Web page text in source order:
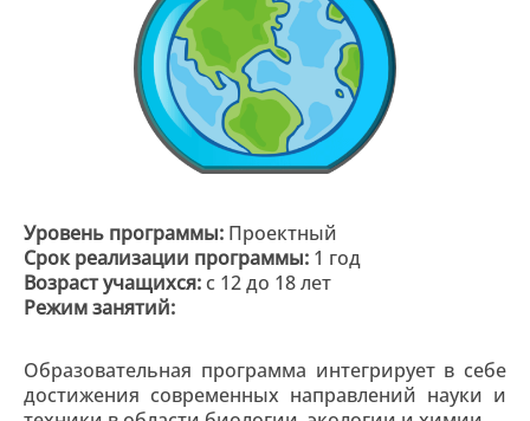
Уровень программы: Проектный
Срок реализации программы: 1 год
Возраст учащихся: с 12 до 18 лет
Режим занятий:
Образовательная программа интегрирует в себе
достижения современных направлений науки и